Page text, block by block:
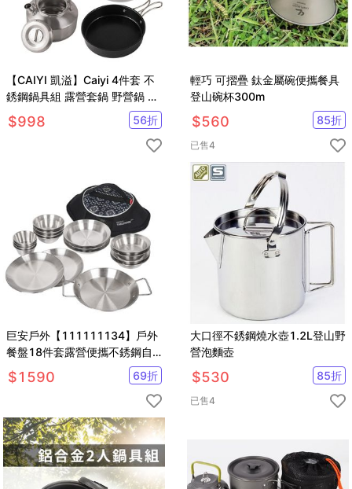
【CAIYI 凱溢】Caiyi 4件套 不
銹鋼鍋具組 露營套鍋 野營鍋 戶
外鍋具
$998 56折
輕巧 可摺疊 鈦金屬碗便攜餐具
登山碗杯300m
$560 85折
已售4
巨安戶外【111111134】戶外
餐盤18件套露營便攜不銹鋼自
駕燒烤家用湯盆碗碟子套裝
$1590 69折
大口徑不銹鋼燒水壺1.2L登山野
營泡麵壺
$530 85折
已售4